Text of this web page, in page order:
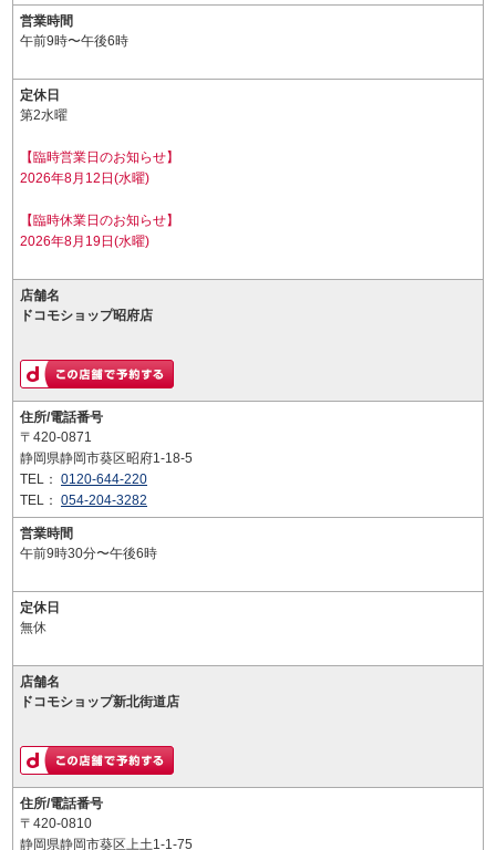
営業時間
午前9時〜午後6時
定休日
第2水曜
【臨時営業日のお知らせ】
2026年8月12日(水曜)
【臨時休業日のお知らせ】
2026年8月19日(水曜)
店舗名
ドコモショップ昭府店
住所/電話番号
〒420-0871
静岡県静岡市葵区昭府1-18-5
TEL： 0120-644-220
TEL： 054-204-3282
営業時間
午前9時30分〜午後6時
定休日
無休
店舗名
ドコモショップ新北街道店
住所/電話番号
〒420-0810
静岡県静岡市葵区上土1-1-75